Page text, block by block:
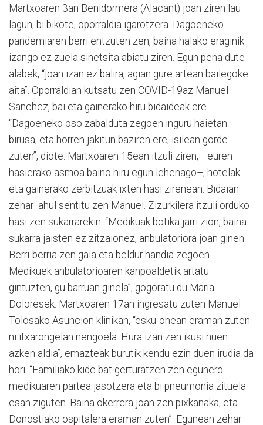
Martxoaren 3an Benidormera (Alacant) joan ziren lau
lagun, bi bikote, oporraldia igarotzera. Dagoeneko
pandemiaren berri entzuten zen, baina halako eraginik
izango ez zuela sinetsita abiatu ziren. Egun pena dute
alabek, “joan izan ez balira, agian gure artean bailegoke
aita”. Oporraldian kutsatu zen COVID-19az Manuel
Sanchez, bai eta gainerako hiru bidaideak ere.
“Dagoeneko oso zabalduta zegoen inguru haietan
birusa, eta horren jakitun baziren ere, isilean gorde
zuten”, diote. Martxoaren 15ean itzuli ziren, –euren
hasierako asmoa baino hiru egun lehenago–, hotelak
eta gainerako zerbitzuak ixten hasi zirenean. Bidaian
zehar ahul sentitu zen Manuel. Zizurkilera itzuli orduko
hasi zen sukarrarekin. “Medikuak botika jarri zion, baina
sukarra jaisten ez zitzaionez, anbulatoriora joan ginen.
Berri-berria zen gaia eta beldur handia zegoen.
Medikuek anbulatorioaren kanpoaldetik artatu
gintuzten, gu barruan ginela”, gogoratu du Maria
Doloresek. Martxoaren 17an ingresatu zuten Manuel
Tolosako Asuncion klinikan, “esku-ohean eraman zuten
ni itxarongelan nengoela. Hura izan zen ikusi nuen
azken aldia”, emazteak burutik kendu ezin duen irudia da
hori. “Familiako kide bat gerturatzen zen egunero
medikuaren partea jasotzera eta bi pneumonia zituela
esan ziguten. Baina okerrera joan zen pixkanaka, eta
Donostiako ospitalera eraman zuten”. Egunean zehar